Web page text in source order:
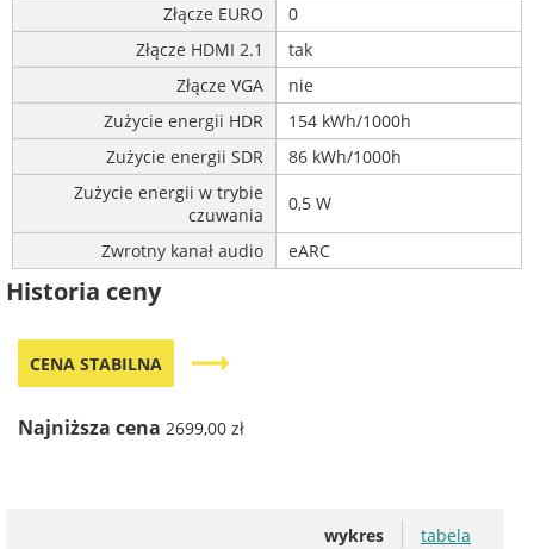
Złącze EURO
0
Złącze HDMI 2.1
tak
Złącze VGA
nie
Zużycie energii HDR
154 kWh/1000h
Zużycie energii SDR
86 kWh/1000h
Zużycie energii w trybie
czuwania
0,5 W
Zwrotny kanał audio eARC
Historia ceny
CENA STABILNA trending_flat
Najniższa cena 2699,00 zł
wykres tabela